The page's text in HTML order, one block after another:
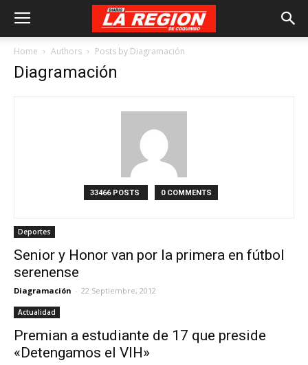
Home Authors Posts by Diagramación
Diagramación
33466 POSTS 0 COMMENTS
Deportes
Senior y Honor van por la primera en fútbol
serenense
Diagramación - 22 Septiembre, 2012
Actualidad
Premian a estudiante de 17 que preside
«Detengamos el VIH»